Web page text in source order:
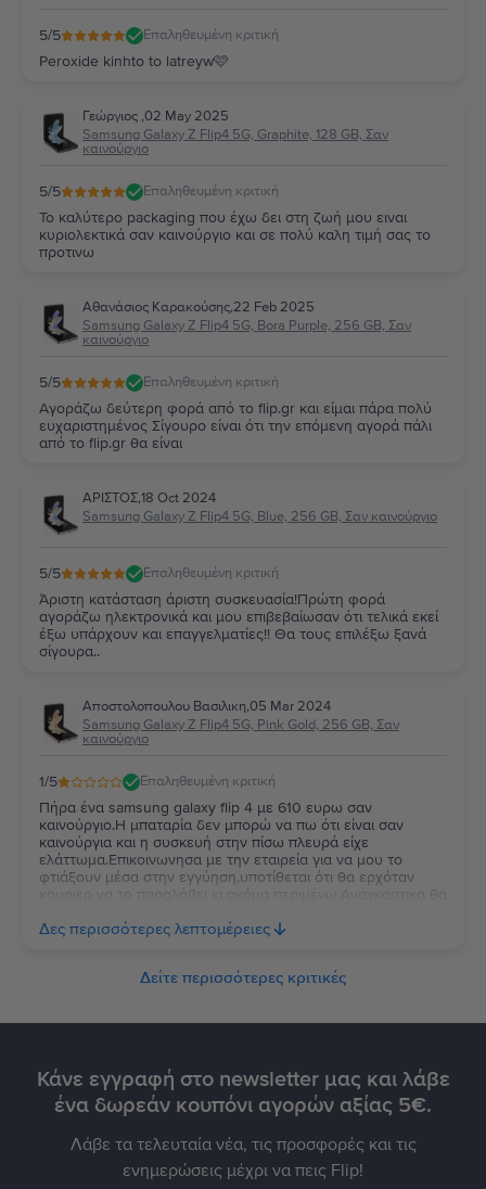
5/5 Επαληθευμένη κριτική
Peroxide kinhto to latreyw🩷
Γεώργιος ,02 May 2025
Samsung Galaxy Z Flip4 5G, Graphite, 128 GB, Σαν
καινούργιο
5/5 Επαληθευμένη κριτική
Το καλύτερο packaging που έχω δει στη ζωή μου ειναι
κυριολεκτικά σαν καινούργιο και σε πολύ καλη τιμή σας το
προτινω
Αθανάσιος Καρακούσης,22 Feb 2025
Samsung Galaxy Z Flip4 5G, Bora Purple, 256 GB, Σαν
καινούργιο
5/5 Επαληθευμένη κριτική
Αγοράζω δεύτερη φορά από το flip.gr και είμαι πάρα πολύ
ευχαριστημένος Σίγουρο είναι ότι την επόμενη αγορά πάλι
από το flip.gr θα είναι
ΑΡΙΣΤΟΣ,18 Oct 2024
Samsung Galaxy Z Flip4 5G, Blue, 256 GB, Σαν καινούργιο
5/5 Επαληθευμένη κριτική
Άριστη κατάσταση άριστη συσκευασία!Πρώτη φορά
αγοράζω ηλεκτρονικά και μου επιβεβαίωσαν ότι τελικά εκεί
έξω υπάρχουν και επαγγελματίες!! Θα τους επιλέξω ξανά
σίγουρα..
Αποστολοπουλου Βασιλικη,05 Mar 2024
Samsung Galaxy Z Flip4 5G, Pink Gold, 256 GB, Σαν
καινούργιο
1/5 Επαληθευμένη κριτική
Πήρα ένα samsung galaxy flip 4 με 610 ευρω σαν
καινούργιο.Η μπαταρία δεν μπορώ να πω ότι είναι σαν
καινούργια και η συσκευή στην πίσω πλευρά είχε
ελάττωμα.Επικοινωνησα με την εταιρεία για να μου το
φτιάξουν μέσα στην εγγύηση,υποτίθεται ότι θα ερχόταν
κουριερ να το παραλάβει κι ακόμα περιμένω.Αναγκαστικα θα
πάνω.Τι να πω....
Δες περισσότερες λεπτομέρειες
Δείτε περισσότερες κριτικές
Κάνε εγγραφή στο newsletter μας και λάβε
ένα δωρεάν κουπόνι αγορών αξίας 5€.
Λάβε τα τελευταία νέα, τις προσφορές και τις
ενημερώσεις μέχρι να πεις Flip!